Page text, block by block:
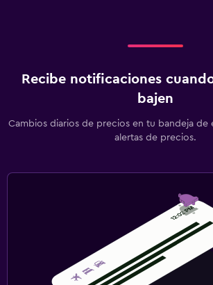
Recibe notificaciones
bajen
Cambios diarios de precios en tu bandeja de
alertas de precios.